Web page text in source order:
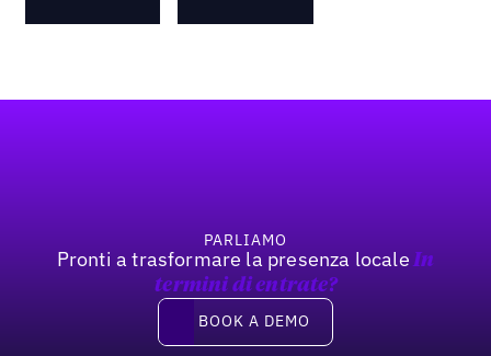
PARLIAMO
Pronti a trasformare la presenza locale In
termini di entrate?
Book a demo
BOOK A DEMO